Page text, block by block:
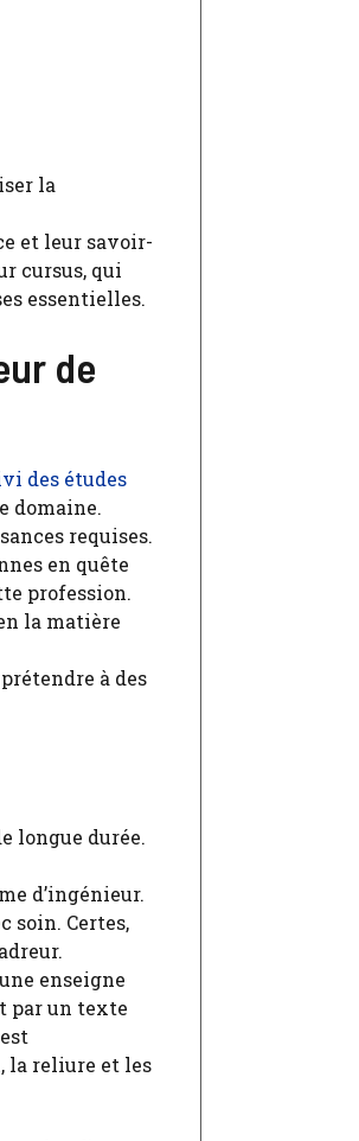
la
et leur savoir-
cursus, qui
essentielles.
de
des études
domaine.
requises.
en quête
profession.
la matière
à des
longue durée.
d’ingénieur.
soin. Certes,
enseigne
par un texte
la reliure et les